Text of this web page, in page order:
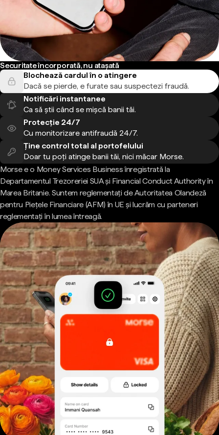
Securitate încorporată, nu atașată
Blochează cardul în o atingere
Dacă se pierde, e furate sau suspectezi fraudă.
Notificări instantanee
Ca să știi când se mișcă banii tăi.
Protecție 24/7
Cu monitorizare antifraudă 24/7.
Ține control total al portofelului
Doar tu poți atinge banii tăi, nici măcar Morse.
Morse e o Money Services Business înregistrată la
Departamentul Trezoreriei SUA și Financial Conduct Authority în
Marea Britanie. Suntem reglementați de Autoritatea Olandeză
pentru Piețele Financiare (AFM) în UE și lucrăm cu parteneri
reglementați în lumea întreagă.